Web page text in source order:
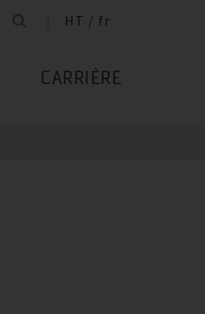
HT / fr
CARRIÈRE